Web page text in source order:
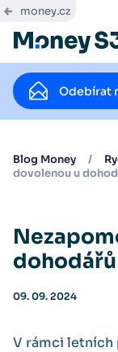
money.cz
Odebírat
Blog Money /
dovolenou u
dohodářů
09. 09. 2024
V rámci letních